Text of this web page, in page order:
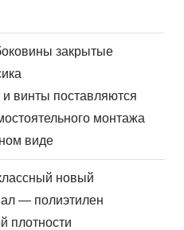
закрытые
и винты поставляются
монтажа
виде
новый
— полиэтилен
плотности